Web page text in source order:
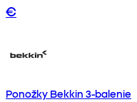
€
Ponožky Bekkin 3-balenie